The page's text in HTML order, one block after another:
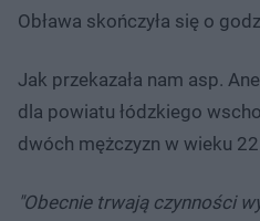
Obława skończyła się o
Jak przekazała nam asp.
dla powiatu łódzkiego
dwóch mężczyzn w wieku
"Obecnie trwają czynności